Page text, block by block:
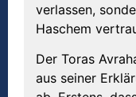
verlassen,
Haschem
Der Toras
aus seiner